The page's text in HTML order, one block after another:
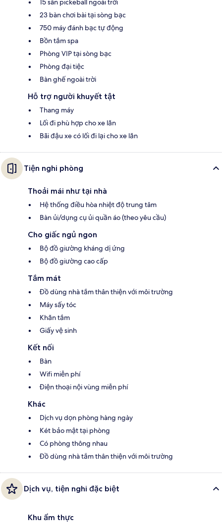
15 sân pickeball ngoài trời
23 bàn chơi bài tại sòng bạc
750 máy đánh bạc tự động
Bồn tắm spa
Phòng VIP tại sòng bạc
Phòng đại tiệc
Bàn ghế ngoài trời
Hỗ trợ người khuyết tật
Thang máy
Lối đi phù hợp cho xe lăn
Bãi đậu xe có lối đi lại cho xe lăn
Tiện nghi phòng
Thoải mái như tại nhà
Hệ thống điều hòa nhiệt độ trung tâm
Bàn ủi/dụng cụ ủi quần áo (theo yêu cầu)
Cho giấc ngủ ngon
Bộ đồ giường kháng dị ứng
Bộ đồ giường cao cấp
Tắm mát
Đồ dùng nhà tắm thân thiện với môi trường
Máy sấy tóc
Khăn tắm
Giấy vệ sinh
Kết nối
Bàn
Wifi miễn phí
Điện thoại nội vùng miễn phí
Khác
Dịch vụ dọn phòng hàng ngày
Két bảo mật tại phòng
Có phòng thông nhau
Đồ dùng nhà tắm thân thiện với môi trường
Dịch vụ, tiện nghi đặc biệt
Khu ẩm thực